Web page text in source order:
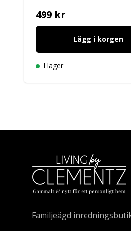
499 kr
Lägg i korgen
I lager
Familjeägd